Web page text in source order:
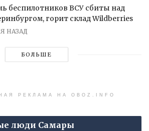
беспилотников ВСУ сбиты над
горит склад Wildberries
НАЗАД
БОЛЬШЕ
РЕКЛАМА НА OBOZ.INFO
люди Самары